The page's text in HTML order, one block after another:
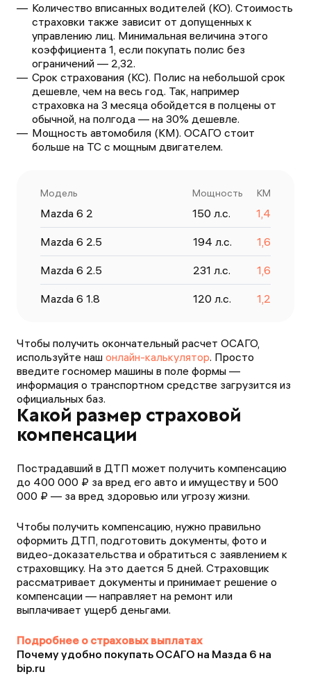
Количество вписанных водителей (КО). Стоимость
страховки также зависит от допущенных к
управлению лиц. Минимальная величина этого
коэффициента 1, если покупать полис без
ограничений — 2,32.
Срок страхования (КС). Полис на небольшой срок
дешевле, чем на весь год. Так, например
страховка на 3 месяца обойдется в полцены от
обычной, на полгода — на 30% дешевле.
Мощность автомобиля (КМ). ОСАГО стоит
больше на ТС с мощным двигателем.
Модель Мощность КМ
Mazda 6 2 150 л.с. 1,4
Mazda 6 2.5 194 л.с. 1,6
Mazda 6 2.5 231 л.с. 1,6
Mazda 6 1.8 120 л.с. 1,2
Чтобы получить окончательный расчет ОСАГО,
используйте наш онлайн-калькулятор. Просто
введите госномер машины в поле формы —
информация о транспортном средстве загрузится из
официальных баз.
Какой размер страховой
компенсации
Пострадавший в ДТП может получить компенсацию
до 400 000 ₽ за вред его авто и имуществу и 500
000 ₽ — за вред здоровью или угрозу жизни.
Чтобы получить компенсацию, нужно правильно
оформить ДТП, подготовить документы, фото и
видео-доказательства и обратиться с заявлением к
страховщику. На это дается 5 дней. Страховщик
рассматривает документы и принимает решение о
компенсации — направляет на ремонт или
выплачивает ущерб деньгами.
Подробнее о страховых выплатах
Почему удобно покупать ОСАГО на Мазда 6 на
bip.ru